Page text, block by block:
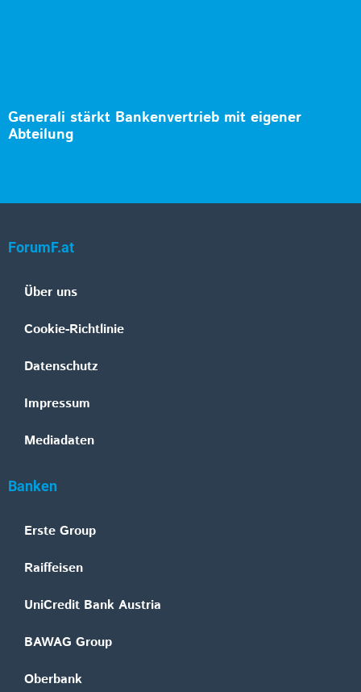
Generali stärkt Bankenvertrieb mit eigener
Abteilung
ForumF.at
Über uns
Cookie-Richtlinie
Datenschutz
Impressum
Mediadaten
Banken
Erste Group
Raiffeisen
UniCredit Bank Austria
BAWAG Group
Oberbank